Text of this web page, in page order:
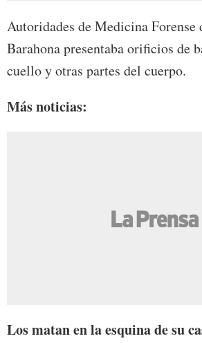
Autoridades de Medicina Forense
Barahona presentaba orificios de
cuello y otras partes del cuerpo.
Más noticias:
Los matan en laesquina de su